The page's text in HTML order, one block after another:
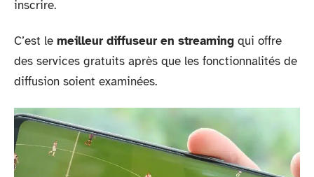
inscrire.
C’est le meilleur diffuseur en streaming qui offre
des services gratuits après que les fonctionnalités de
diffusion soient examinées.